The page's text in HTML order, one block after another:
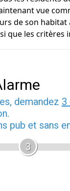
vue
de son
que les
demandez 3
pub et sans
3